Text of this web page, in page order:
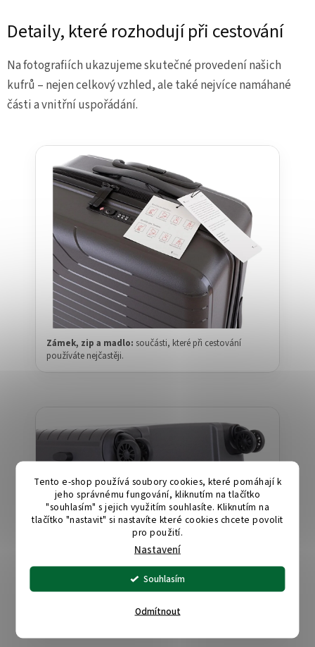
Tento e-shop používá soubory cookies, které pomáhají k
jeho správnému fungování, kliknutím na tlačítko
"souhlasím" s jejich využitím souhlasíte. Kliknutím na
tlačítko "nastavit" si nastavíte které cookies chcete povolit
pro použití.
Nastavení
Odmítnout
Souhlasím
Detaily, které rozhodují při cestování
Na fotografiích ukazujeme skutečné provedení našich
kufrů – nejen celkový vzhled, ale také nejvíce namáhané
části a vnitřní uspořádání.
Zámek, zip a madlo: součásti, které při cestování
používáte nejčastěji.
kontrolujeme jejich chod, upevnění i chování